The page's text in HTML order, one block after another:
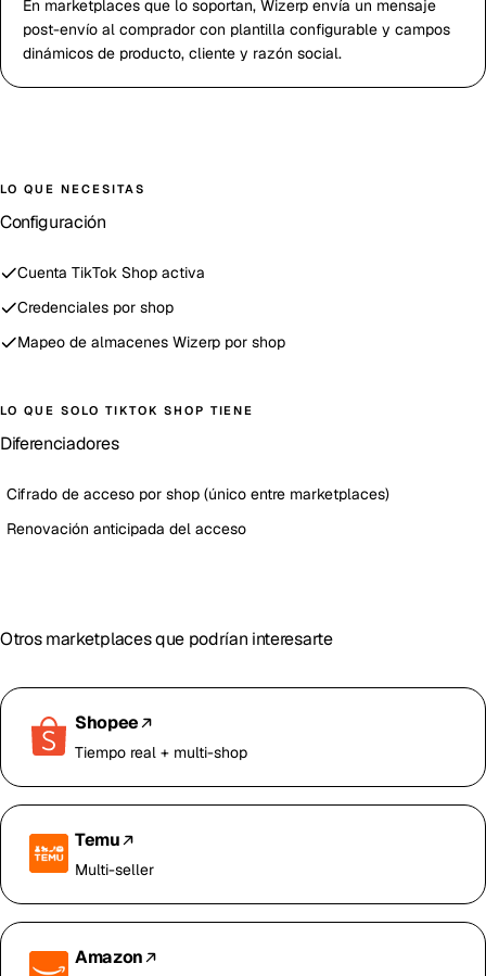
En marketplaces que lo soportan, Wizerp envía un mensaje
post-envío al comprador con plantilla configurable y campos
dinámicos de producto, cliente y razón social.
LO QUE NECESITAS
Configuración
Cuenta TikTok Shop activa
Credenciales por shop
Mapeo de almacenes Wizerp por shop
LO QUE SOLO TIKTOK SHOP TIENE
Diferenciadores
Cifrado de acceso por shop (único entre marketplaces)
Renovación anticipada del acceso
Otros marketplaces que podrían interesarte
Shopee
Tiempo real + multi-shop
Temu
Multi-seller
Amazon